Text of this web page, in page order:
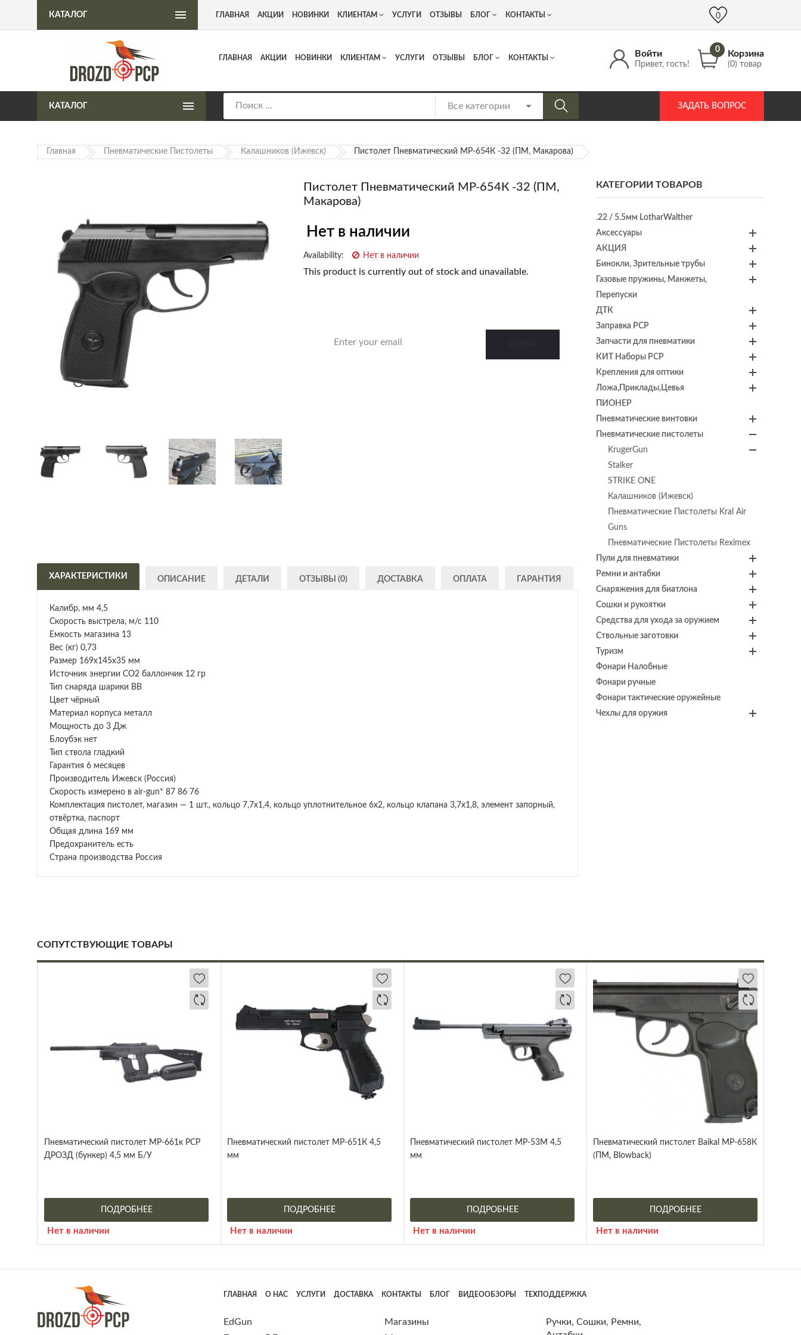
Интернет-магазин пневматического оружия Адрес: г. Москва, Люберцы, Котельнический проезд 13 +7 (917) 537 17 16 info@DrozdPcp.ru
Войти
Привет, гость!
0 Корзина
(0) товар
ГЛАВНАЯ АКЦИИ НОВИНКИ КЛИЕНТАМ УСЛУГИ ОТЗЫВЫ БЛОГ КОНТАКТЫ
КАТАЛОГ ЗАДАТЬ ВОПРОС
КАТАЛОГ ГЛАВНАЯ АКЦИИ НОВИНКИ КЛИЕНТАМ УСЛУГИ ОТЗЫВЫ БЛОГ КОНТАКТЫ 0
Главная Пневматические Пистолеты Калашников (Ижевск) Пистолет Пневматический МР-654К -32 (ПМ, Макарова)
Пистолет Пневматический МР-654К -32 (ПМ,
Макарова)
Нет в наличии
Availability: Нет в наличии
This product is currently out of stock and unavailable.
ХАРАКТЕРИСТИКИ ОПИСАНИЕ ДЕТАЛИ ОТЗЫВЫ (0) ДОСТАВКА ОПЛАТА ГАРАНТИЯ
Калибр, мм 4,5
Скорость выстрела, м/с 110
Емкость магазина 13
Вес (кг) 0,73
Размер 169х145х35 мм
Источник энергии СО2 баллончик 12 гр
Тип снаряда шарики ВВ
Цвет чёрный
Материал корпуса металл
Мощность до 3 Дж
Блоубэк нет
Тип ствола гладкий
Гарантия 6 месяцев
Производитель Ижевск (Россия)
Скорость измерено в air-gun* 87 86 76
Комплектация пистолет, магазин — 1 шт., кольцо 7,7х1,4, кольцо уплотнительное 6х2, кольцо клапана 3,7х1,8, элемент запорный,
отвёртка, паспорт
Общая длина 169 мм
Предохранитель есть
Страна производства Россия
КАТЕГОРИИ ТОВАРОВ
.22 / 5.5мм LotharWalther
Аксессуары
АКЦИЯ
Бинокли, Зрительные трубы
Газовые пружины, Манжеты,
Перепуски
ДТК
Заправка PCP
Запчасти для пневматики
КИТ Наборы PCP
Крепления для оптики
Ложа,Приклады,Цевья
ПИОНЕР
Пневматические винтовки
Пневматические пистолеты
KrugerGun
Stalker
STRIKE ONE
Калашников (Ижевск)
Пневматические Пистолеты Kral Air
Guns
Пневматические Пистолеты Reximex
Пули для пневматики
Ремни и антабки
Снаряжения для биатлона
Сошки и рукоятки
Средства для ухода за оружием
Ствольные заготовки
Туризм
Фонари Налобные
Фонари ручные
Фонари тактические оружейные
Чехлы для оружия
СОПУТСТВУЮЩИЕ ТОВАРЫ
Пневматический пистолет МР-661к PCP
ДРОЗД (бункер) 4,5 мм Б/У
ПОДРОБНЕЕ
Нет в наличии
Пневматический пистолет МР-651К 4,5
мм
ПОДРОБНЕЕ
Нет в наличии
Пневматический пистолет МР-53М 4,5
мм
ПОДРОБНЕЕ
Нет в наличии
Пневматический пистолет Baikal МР-658К
(ПМ, Blowback)
ПОДРОБНЕЕ
Нет в наличии
ГЛАВНАЯ О НАС УСЛУГИ ДОСТАВКА КОНТАКТЫ БЛОГ ВИДЕООБЗОРЫ ТЕХПОДДЕРЖКА
EdGun
Магазины
Ручки, Сошки, Ремни,